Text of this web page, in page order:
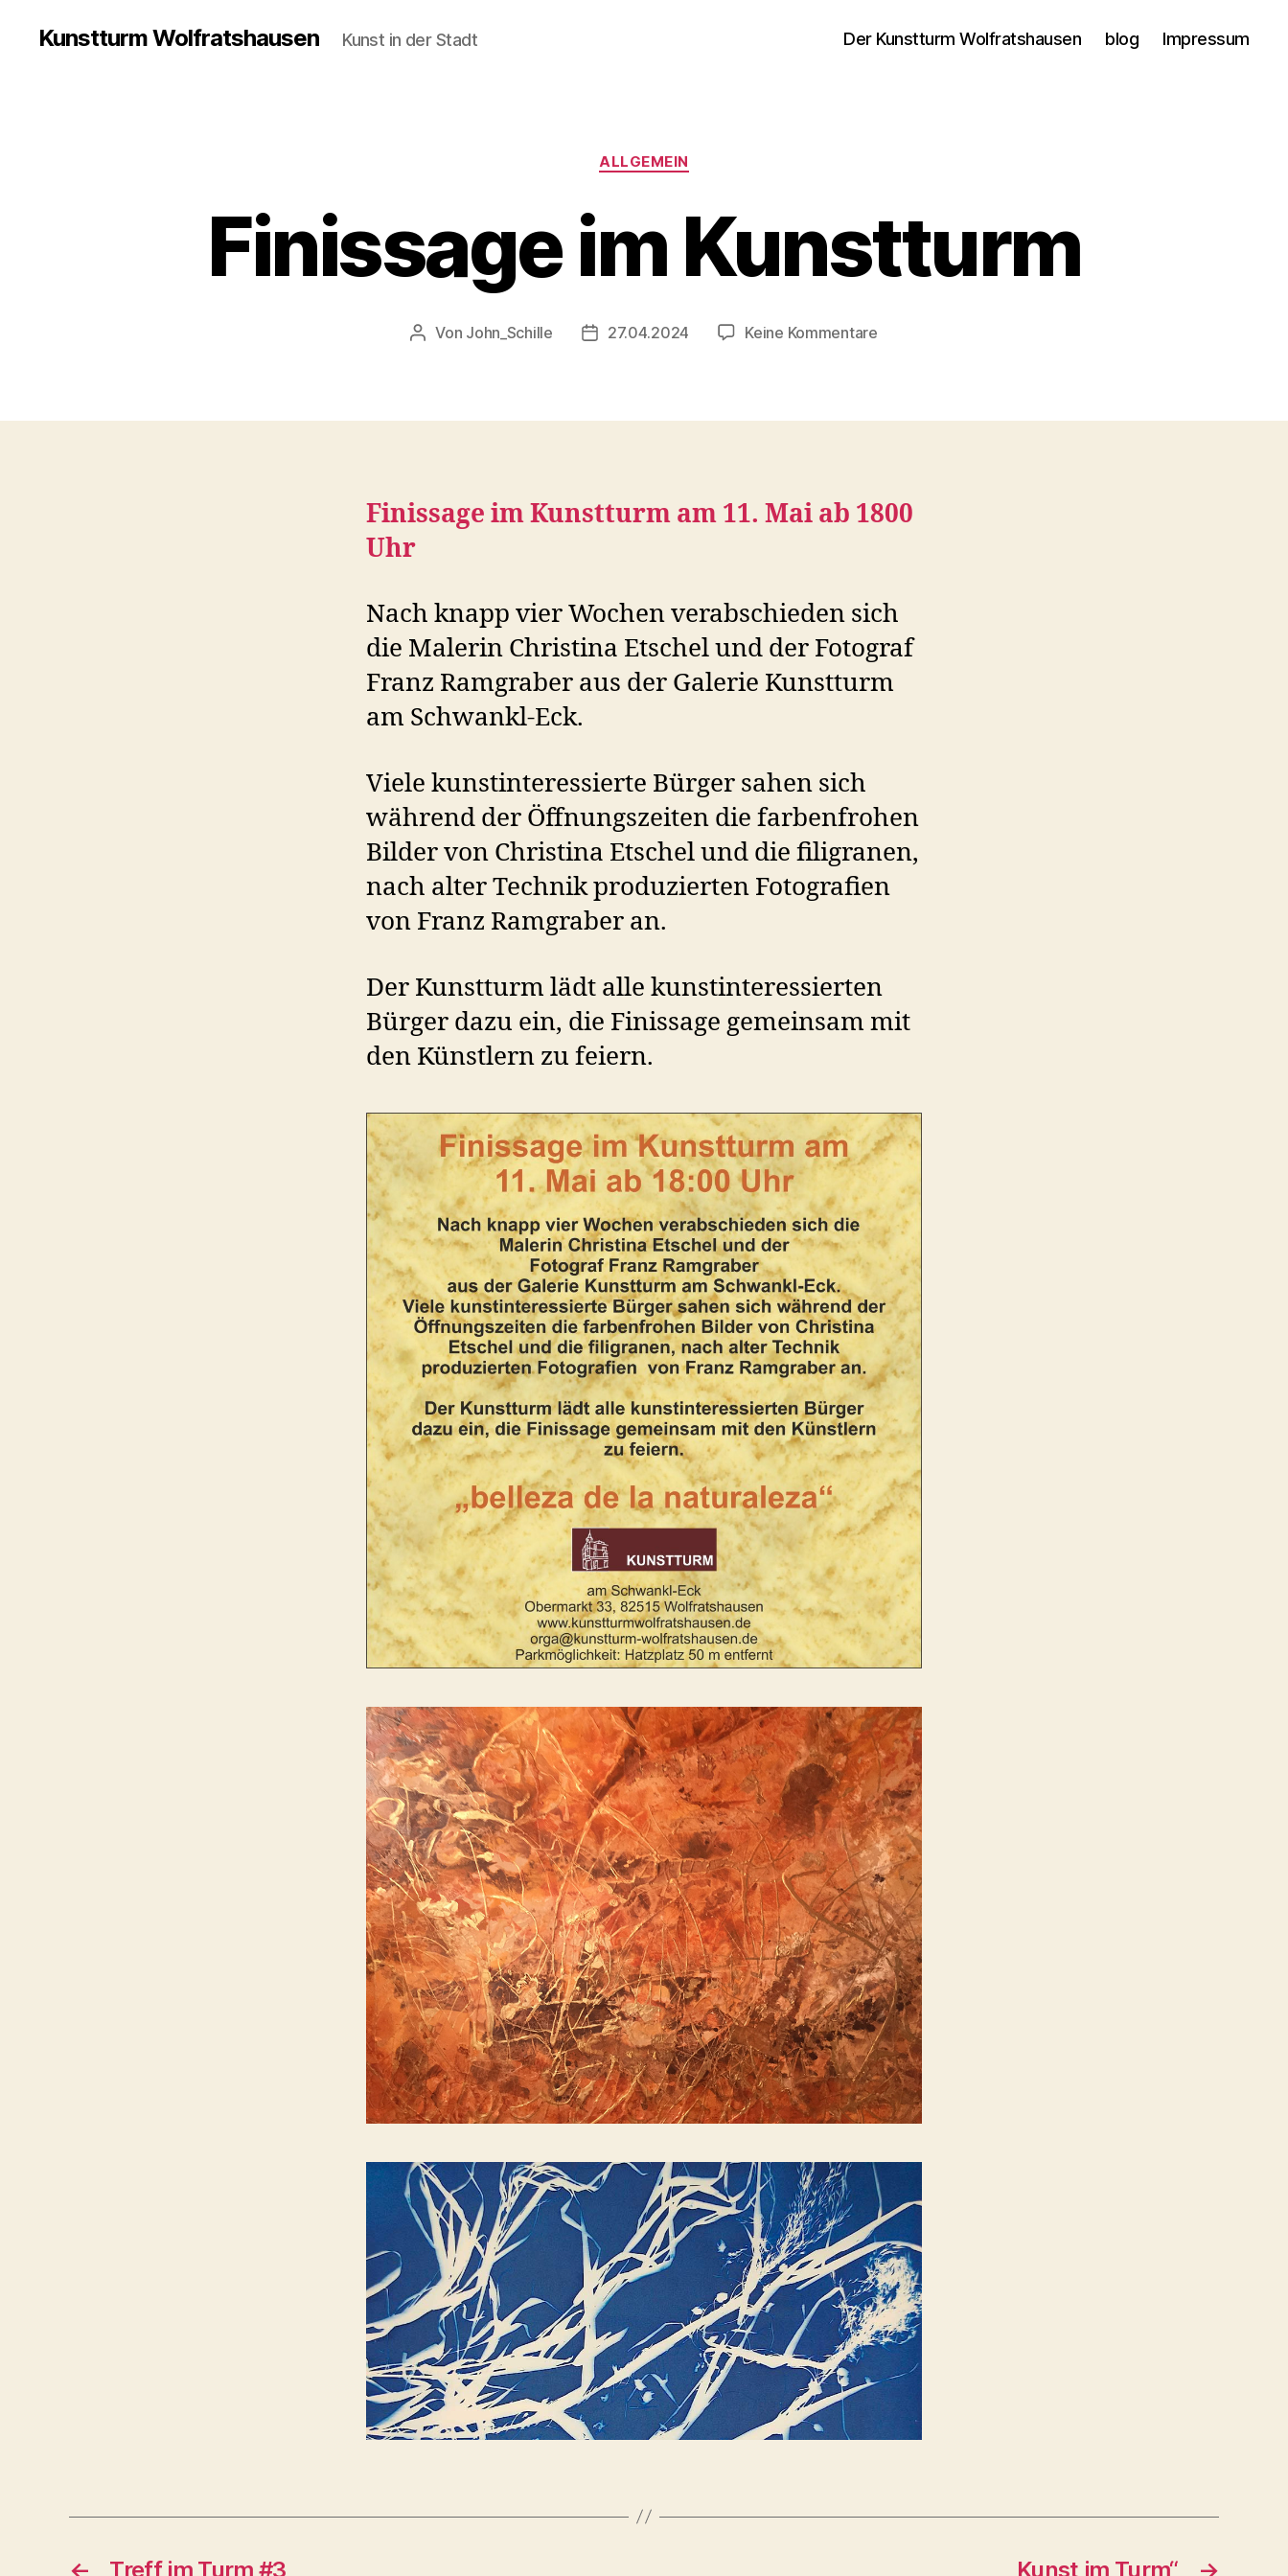
Kunstturm Wolfratshausen Kunst in der Stadt Der Kunstturm Wolfratshausen blog Impressum
Kategorien
ALLGEMEIN
Finissage im Kunstturm
Beitragsautor
Von John_Schille Veröffentlichungsdatum
27.04.2024 Keine Kommentarezu
Finissage im Kunstturm am 11. Mai ab 1800
Uhr
Nach knapp vier Wochen verabschieden sich
die Malerin Christina Etschel und der Fotograf
Franz Ramgraber aus der Galerie Kunstturm
am Schwankl-Eck.
Viele kunstinteressierte Bürger sahen sich
während der Öffnungszeiten die farbenfrohen
Bilder von Christina Etschel und die filigranen,
nach alter Technik produzierten Fotografien
von Franz Ramgraber an.
Der Kunstturm lädt alle kunstinteressierten
Bürger dazu ein, die Finissage gemeinsam mit
den Künstlern zu feiern.
← Treff im Turm #3 →
„Kunst im Turm“